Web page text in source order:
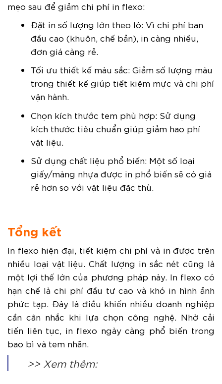
mẹo sau để giảm chi phí in flexo:
Đặt in số lượng lớn theo lô: Vì chi phí ban
đầu cao (khuôn, chế bản), in càng nhiều,
đơn giá càng rẻ.
Tối ưu thiết kế màu sắc: Giảm số lượng màu
trong thiết kế giúp tiết kiệm mực và chi phí
vận hành.
Chọn kích thước tem phù hợp: Sử dụng
kích thước tiêu chuẩn giúp giảm hao phí
vật liệu.
Sử dụng chất liệu phổ biến: Một số loại
giấy/màng nhựa được in phổ biến sẽ có giá
rẻ hơn so với vật liệu đặc thù.
Tổng kết
In flexo hiện đại, tiết kiệm chi phí và in được trên
nhiều loại vật liệu. Chất lượng in sắc nét cũng là
một lợi thế lớn của phương pháp này. In flexo có
hạn chế là chi phí đầu tư cao và khó in hình ảnh
phức tạp. Đây là điều khiến nhiều doanh nghiệp
cần cân nhắc khi lựa chọn công nghệ. Nhờ cải
tiến liên tục, in flexo ngày càng phổ biến trong
bao bì và tem nhãn.
>> Xem thêm: